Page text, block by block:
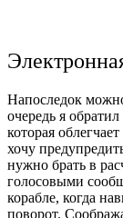
Напоследок
очередь я
которая
хочу
нужно брать в
голосовыми
корабле, когда
поворот.